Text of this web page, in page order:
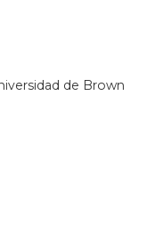
de Brown